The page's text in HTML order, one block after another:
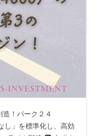
！パーク２４
し」を標準化し、高効